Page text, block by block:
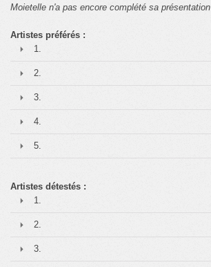
Moietelle n'a pas encore complété sa présentation
Artistes préférés :
1.
2.
3.
4.
5.
Artistes détestés :
1.
2.
3.